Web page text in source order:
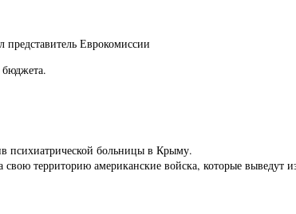
Еврокомиссии
психиатрической больницы в Крыму.
территорию американские войска, которые выведут